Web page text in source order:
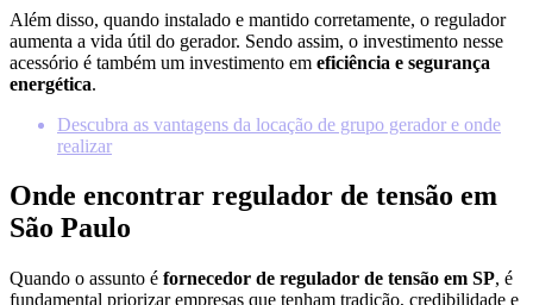
Além disso, quando instalado e mantido corretamente, o regulador
aumenta a vida útil do gerador. Sendo assim, o investimento nesse
acessório é também um investimento em eficiência e segurança
energética.
Descubra as vantagens da locação de grupo gerador e onde
realizar
Onde encontrar regulador de tensão em
São Paulo
Quando o assunto é fornecedor de regulador de tensão em SP, é
fundamental priorizar empresas que tenham tradição, credibilidade e